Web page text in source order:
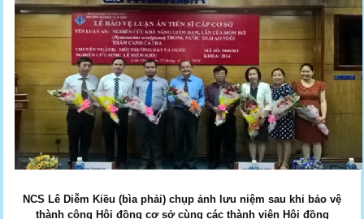
NCS Lê Diễm Kiều (bìa phải) chụp ảnh lưu niệm sau khi bảo vệ
thành công Hội đồng cơ sở cùng các thành viên Hội đồng